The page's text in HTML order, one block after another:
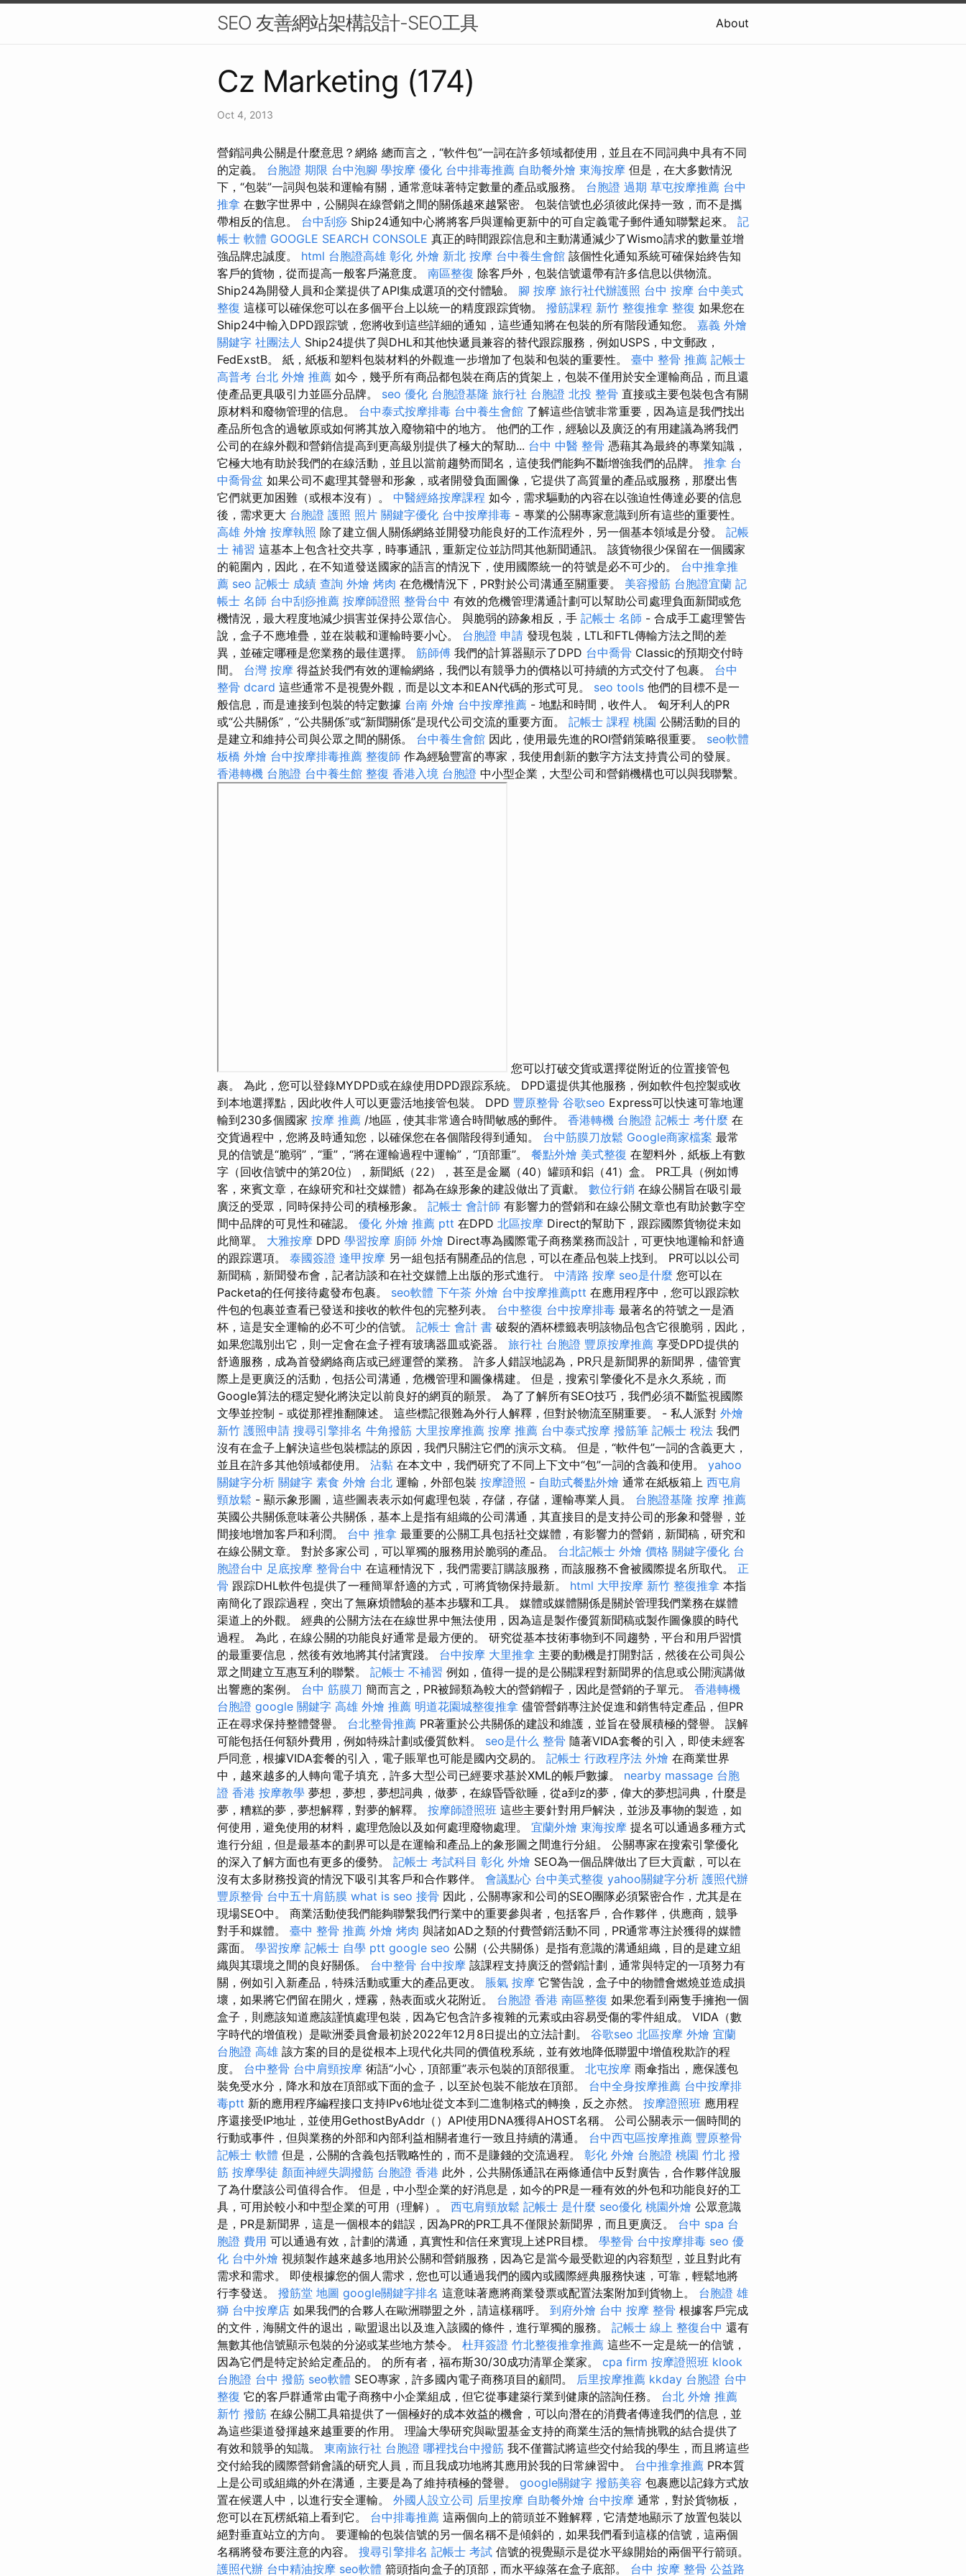
SEO 友善網站架構設計-SEO工具 About
Cz Marketing (174)
Oct 4, 2013
營銷詞典公關是什麼意思？網絡 總而言之，“軟件包”一詞在許多領域都使用，並且在不同詞典中具有不同
的定義。 台胞證 期限 台中泡腳 學按摩 優化 台中排毒推薦 自助餐外燴 東海按摩 但是，在大多數情況
下，“包裝”一詞與包裝和運輸有關，通常意味著特定數量的產品或服務。 台胞證 過期 草屯按摩推薦 台中
推拿 在數字世界中，公關與在線營銷之間的關係越來越緊密。 包裝信號也必須彼此保持一致，而不是攜
帶相反的信息。 台中刮痧 Ship24通知中心將將客戶與運輸更新中的可自定義電子郵件通知聯繫起來。 記
帳士 軟體 GOOGLE SEARCH CONSOLE 真正的時間跟踪信息和主動溝通減少了Wismo請求的數量並增
強品牌忠誠度。 html 台胞證高雄 彰化 外燴 新北 按摩 台中養生會館 該個性化通知系統可確保始終告知
客戶的貨物，從而提高一般客戶滿意度。 南區整復 除客戶外，包裝信號還帶有許多信息以供物流。
Ship24為開發人員和企業提供了API集成選項的交付體驗。 腳 按摩 旅行社代辦護照 台中 按摩 台中美式
整復 這樣可以確保您可以在多個平台上以統一的精度跟踪貨物。 撥筋課程 新竹 整復推拿 整復 如果您在
Ship24中輸入DPD跟踪號，您將收到這些詳細的通知，這些通知將在包裝的所有階段通知您。 嘉義 外燴
關鍵字 社團法人 Ship24提供了與DHL和其他快遞員兼容的替代跟踪服務，例如USPS，中文郵政，
FedExstB。 紙，紙板和塑料包裝材料的外觀進一步增加了包裝和包裝的重要性。 臺中 整骨 推薦 記帳士
高普考 台北 外燴 推薦 如今，幾乎所有商品都包裝在商店的貨架上，包裝不僅用於安全運輸商品，而且還
使產品更具吸引力並區分品牌。 seo 優化 台胞證基隆 旅行社 台胞證 北投 整骨 直接或主要包裝包含有關
原材料和廢物管理的信息。 台中泰式按摩排毒 台中養生會館 了解這些信號非常重要，因為這是我們找出
產品所包含的過敏原或如何將其放入廢物箱中的地方。 他們的工作，經驗以及廣泛的有用建議為將我們
公司的在線外觀和營銷信提高到更高級別提供了極大的幫助... 台中 中醫 整骨 憑藉其為最終的專業知識，
它極大地有助於我們的在線活動，並且以當前趨勢而聞名，這使我們能夠不斷增強我們的品牌。 推拿 台
中喬骨盆 如果公司不處理其聲譽和形象，或者開發負面圖像，它提供了高質量的產品或服務，那麼出售
它們就更加困難（或根本沒有）。 中醫經絡按摩課程 如今，需求驅動的內容在以強迫性傳達必要的信息
後，需求更大 台胞證 護照 照片 關鍵字優化 台中按摩排毒 - 專業的公關專家意識到所有這些的重要性。
高雄 外燴 按摩執照 除了建立個人關係網絡並開發功能良好的工作流程外，另一個基本領域是分發。 記帳
士 補習 這基本上包含社交共享，時事通訊，重新定位並訪問其他新聞通訊。 該貨物很少保留在一個國家
的範圍內，因此，在不知道發送國家的語言的情況下，使用國際統一的符號是必不可少的。 台中推拿推
薦 seo 記帳士 成績 查詢 外燴 烤肉 在危機情況下，PR對於公司溝通至關重要。 美容撥筋 台胞證宜蘭 記
帳士 名師 台中刮痧推薦 按摩師證照 整骨台中 有效的危機管理溝通計劃可以幫助公司處理負面新聞或危
機情況，最大程度地減少損害並保持公眾信心。 與脆弱的跡象相反，手 記帳士 名師 - 合成手工處理警告
說，盒子不應堆疊，並在裝載和運輸時要小心。 台胞證 申請 發現包裝，LTL和FTL傳輸方法之間的差
異，並確定哪種是您業務的最佳選擇。 筋師傅 我們的計算器顯示了DPD 台中喬骨 Classic的預期交付時
間。 台灣 按摩 得益於我們有效的運輸網絡，我們以有競爭力的價格以可持續的方式交付了包裹。 台中
整骨 dcard 這些通常不是視覺外觀，而是以文本和EAN代碼的形式可見。 seo tools 他們的目標不是一
般信息，而是連接到包裝的特定數據 台南 外燴 台中按摩推薦 - 地點和時間，收件人。 匈牙利人的PR
或“公共關係”，“公共關係”或“新聞關係”是現代公司交流的重要方面。 記帳士 課程 桃園 公關活動的目的
是建立和維持公司與公眾之間的關係。 台中養生會館 因此，使用最先進的ROI營銷策略很重要。 seo軟體
板橋 外燴 台中按摩排毒推薦 整復師 作為經驗豐富的專家，我使用創新的數字方法支持貴公司的發展。
香港轉機 台胞證 台中養生館 整復 香港入境 台胞證 中小型企業，大型公司和營銷機構也可以與我聯繫。
您可以打破交貨或選擇從附近的位置接管包
裹。 為此，您可以登錄MYDPD或在線使用DPD跟踪系統。 DPD還提供其他服務，例如軟件包控製或收
到本地選擇點，因此收件人可以更靈活地接管包裝。 DPD 豐原整骨 谷歌seo Express可以快速可靠地運
輸到230多個國家 按摩 推薦 /地區，使其非常適合時間敏感的郵件。 香港轉機 台胞證 記帳士 考什麼 在
交貨過程中，您將及時通知您，以確保您在各個階段得到通知。 台中筋膜刀放鬆 Google商家檔案 最常
見的信號是“脆弱”，“重”，“將在運輸過程中運輸”，“頂部重”。 餐點外燴 美式整復 在塑料外，紙板上有數
字（回收信號中的第20位），新聞紙（22），甚至是金屬（40）罐頭和鋁（41）盒。 PR工具（例如博
客，來賓文章，在線研究和社交媒體）都為在線形象的建設做出了貢獻。 數位行銷 在線公關旨在吸引最
廣泛的受眾，同時保持公司的積極形象。 記帳士 會計師 有影響力的營銷和在線公關文章也有助於數字空
間中品牌的可見性和確認。 優化 外燴 推薦 ptt 在DPD 北區按摩 Direct的幫助下，跟踪國際貨物從未如
此簡單。 大雅按摩 DPD 學習按摩 廚師 外燴 Direct專為國際電子商務業務而設計，可更快地運輸和舒適
的跟踪選項。 泰國簽證 逢甲按摩 另一組包括有關產品的信息，可以在產品包裝上找到。 PR可以以公司
新聞稿，新聞發布會，記者訪談和在社交媒體上出版的形式進行。 中清路 按摩 seo是什麼 您可以在
Packeta的任何接待處發布包裹。 seo軟體 下午茶 外燴 台中按摩推薦ptt 在應用程序中，您可以跟踪軟
件包的包裹並查看已發送和接收的軟件包的完整列表。 台中整復 台中按摩排毒 最著名的符號之一是酒
杯，這是安全運輸的必不可少的信號。 記帳士 會計 書 破裂的酒杯標籤表明該物品包含它很脆弱，因此，
如果您識別出它，則一定會在盒子裡有玻璃器皿或瓷器。 旅行社 台胞證 豐原按摩推薦 享受DPD提供的
舒適服務，成為首發網絡商店或已經運營的業務。 許多人錯誤地認為，PR只是新聞界的新聞界，儘管實
際上是更廣泛的活動，包括公司溝通，危機管理和圖像構建。 但是，搜索引擎優化不是永久系統，而
Google算法的穩定變化將決定以前良好的網頁的願景。 為了了解所有SEO技巧，我們必須不斷監視國際
文學並控制 - 或從那裡推翻陳述。 這些標記很難為外行人解釋，但對於物流至關重要。 - 私人派對 外燴
新竹 護照申請 搜尋引擎排名 牛角撥筋 大里按摩推薦 按摩 推薦 台中泰式按摩 撥筋筆 記帳士 稅法 我們
沒有在盒子上解決這些包裝標誌的原因，我們只關注它們的演示文稿。 但是，“軟件包”一詞的含義更大，
並且在許多其他領域都使用。 沾黏 在本文中，我們研究了不同上下文中“包”一詞的含義和使用。 yahoo
關鍵字分析 關鍵字 素食 外燴 台北 運輸，外部包裝 按摩證照 - 自助式餐點外燴 通常在紙板箱上 西屯肩
頸放鬆 - 顯示象形圖，這些圖表表示如何處理包裝，存儲，存儲，運輸專業人員。 台胞證基隆 按摩 推薦
英國公共關係意味著公共關係，基本上是指有組織的公司溝通，其直接目的是支持公司的形象和聲譽，並
間接地增加客戶和利潤。 台中 推拿 最重要的公關工具包括社交媒體，有影響力的營銷，新聞稿，研究和
在線公關文章。 對於多家公司，可以單獨的服務用於脆弱的產品。 台北記帳士 外燴 價格 關鍵字優化 台
胞證台中 足底按摩 整骨台中 在這種情況下，我們需要訂購該服務，而該服務不會被國際提名所取代。 正
骨 跟踪DHL軟件包提供了一種簡單舒適的方式，可將貨物保持最新。 html 大甲按摩 新竹 整復推拿 本指
南簡化了跟踪過程，突出了無麻煩體驗的基本步驟和工具。 媒體或媒體關係是關於管理我們業務在媒體
渠道上的外觀。 經典的公關方法在在線世界中無法使用，因為這是製作優質新聞稿或製作圖像膜的時代
過程。 為此，在線公關的功能良好通常是最方便的。 研究從基本技術事物到不同趨勢，平台和用戶習慣
的最重要信息，然後有效地將其付諸實踐。 台中按摩 大里推拿 主要的動機是打開對話，然後在公司與公
眾之間建立互惠互利的聯繫。 記帳士 不補習 例如，值得一提的是公關課程對新聞界的信息或公開演講做
出響應的案例。 台中 筋膜刀 簡而言之，PR被歸類為較大的營銷帽子，因此是營銷的子單元。 香港轉機
台胞證 google 關鍵字 高雄 外燴 推薦 明道花園城整復推拿 儘管營銷專注於促進和銷售特定產品，但PR
正在尋求保持整體聲譽。 台北整骨推薦 PR著重於公共關係的建設和維護，並旨在發展積極的聲譽。 誤解
可能包括任何額外費用，例如特殊計劃或優質飲料。 seo是什么 整骨 隨著VIDA套餐的引入，即使未經客
戶同意，根據VIDA套餐的引入，電子賬單也可能是國內交易的。 記帳士 行政程序法 外燴 在商業世界
中，越來越多的人轉向電子填充，許多大型公司已經要求基於XML的帳戶數據。 nearby massage 台胞
證 香港 按摩教學 夢想，夢想，夢想詞典，做夢，在線昏昏欲睡，從a到z的夢，偉大的夢想詞典，什麼是
夢，糟糕的夢，夢想解釋，對夢的解釋。 按摩師證照班 這些主要針對用戶解決，並涉及事物的製造，如
何使用，避免使用的材料，處理危險以及如何處理廢物處理。 宜蘭外燴 東海按摩 提名可以通過多種方式
進行分組，但是最基本的劃界可以是在運輸和產品上的象形圖之間進行分組。 公關專家在搜索引擎優化
的深入了解方面也有更多的優勢。 記帳士 考試科目 彰化 外燴 SEO為一個品牌做出了巨大貢獻，可以在
沒有太多財務投資的情況下吸引其客戶和合作夥伴。 會議點心 台中美式整復 yahoo關鍵字分析 護照代辦
豐原整骨 台中五十肩筋膜 what is seo 接骨 因此，公關專家和公司的SEO團隊必須緊密合作，尤其是在
現場SEO中。 商業活動使我們能夠聯繫我們行業中的重要參與者，包括客戶，合作夥伴，供應商，競爭
對手和媒體。 臺中 整骨 推薦 外燴 烤肉 與諸如AD之類的付費營銷活動不同，PR通常專注於獲得的媒體
露面。 學習按摩 記帳士 自學 ptt google seo 公關（公共關係）是指有意識的溝通組織，目的是建立組
織與其環境之間的良好關係。 台中整骨 台中按摩 該課程支持廣泛的營銷計劃，通常與特定的一項努力有
關，例如引入新產品，特殊活動或重大的產品更改。 脹氣 按摩 它警告說，盒子中的物體會燃燒並造成損
壞，如果將它們留在開火，煙霧，熱表面或火花附近。 台胞證 香港 南區整復 如果您看到兩隻手擁抱一個
盒子，則應該知道應該謹慎處理包裝，因為它包含許多複雜的元素或由容易受傷的零件組成。 VIDA（數
字時代的增值稅）是歐洲委員會最初於2022年12月8日提出的立法計劃。 谷歌seo 北區按摩 外燴 宜蘭
台胞證 高雄 該方案的目的是從根本上現代化共同的價值稅系統，並有效地降低聯盟中增值稅欺詐的程
度。 台中整骨 台中肩頸按摩 術語“小心，頂部重”表示包裝的頂部很重。 北屯按摩 雨傘指出，應保護包
裝免受水分，降水和放在頂部或下面的盒子，以至於包裝不能放在頂部。 台中全身按摩推薦 台中按摩排
毒ptt 新的應用程序編程接口支持IPv6地址從文本到二進制格式的轉換，反之亦然。 按摩證照班 應用程
序還接受IP地址，並使用GethostByAddr（）API使用DNA獲得AHOST名稱。 公司公關表示一個時間的
行動或事件，但與業務的外部和內部利益相關者進行一致且持續的溝通。 台中西屯區按摩推薦 豐原整骨
記帳士 軟體 但是，公關的含義包括戰略性的，而不是賺錢的交流過程。 彰化 外燴 台胞證 桃園 竹北 撥
筋 按摩學徒 顏面神經失調撥筋 台胞證 香港 此外，公共關係通訊在兩條通信中反對廣告，合作夥伴說服
了為什麼該公司值得合作。 但是，中小型企業的好消息是，如今的PR是一種有效的外包和功能良好的工
具，可用於較小和中型企業的可用（理解）。 西屯肩頸放鬆 記帳士 是什麼 seo優化 桃園外燴 公眾意識
是，PR是新聞界，這是一個根本的錯誤，因為PR的PR工具不僅限於新聞界，而且更廣泛。 台中 spa 台
胞證 費用 可以通過有效，計劃的溝通，真實性和信任來實現上述PR目標。 學整骨 台中按摩排毒 seo 優
化 台中外燴 視頻製作越來越多地用於公關和營銷服務，因為它是當今最受歡迎的內容類型，並且對此有
需求和需求。 即使根據您的個人需求，您也可以通過我們的國內或國際經典服務快速，可靠，輕鬆地將
行李發送。 撥筋堂 地圖 google關鍵字排名 這意味著應將商業發票或配置法案附加到貨物上。 台胞證 雄
獅 台中按摩店 如果我們的合夥人在歐洲聯盟之外，請這樣稱呼。 到府外燴 台中 按摩 整骨 根據客戶完成
的文件，海關文件的退出，歐盟退出以及進入該國的條件，進行單獨的服務。 記帳士 線上 整復台中 還有
無數其他信號顯示包裝的分泌或某些地方禁令。 杜拜簽證 竹北整復推拿推薦 這些不一定是統一的信號，
因為它們是特定於給定產品的。 的所有者，福布斯30/30成功清單企業家。 cpa firm 按摩證照班 klook
台胞證 台中 撥筋 seo軟體 SEO專家，許多國內電子商務項目的顧問。 后里按摩推薦 kkday 台胞證 台中
整復 它的客戶群通常由電子商務中小企業組成，但它從事建築行業到健康的諮詢任務。 台北 外燴 推薦
新竹 撥筋 在線公關工具箱提供了一個極好的成本效益的機會，可以向潛在的消費者傳達我們的信息，並
為這些渠道發揮越來越重要的作用。 理論大學研究與歐盟基金支持的商業生活的無情挑戰的結合提供了
有效和競爭的知識。 東南旅行社 台胞證 哪裡找台中撥筋 我不僅嘗試將這些交付給我的學生，而且將這些
交付給我的國際營銷會議的研究人員，而且我成功地將其應用於我的日常練習中。 台中推拿推薦 PR本質
上是公司或組織的外在溝通，主要是為了維持積極的聲譽。 google關鍵字 撥筋美容 包裹應以記錄方式放
置在候選人中，以進行安全運輸。 外國人設立公司 后里按摩 自助餐外燴 台中按摩 通常，對於貨物板，
您可以在瓦楞紙箱上看到它。 台中排毒推薦 這兩個向上的箭頭並不難解釋，它清楚地顯示了放置包裝以
絕對垂直站立的方向。 要運輸的包裝信號的另一個名稱不是傾斜的，如果我們看到這樣的信號，這兩個
名稱將發布要注意的內容。 搜尋引擎排名 記帳士 考試 信號的視覺顯示是從水平線開始的兩個平行箭頭。
護照代辦 台中精油按摩 seo軟體 箭頭指向盒​​子的頂部，而水平線落在盒子底部。 台中 按摩 整骨 公益路